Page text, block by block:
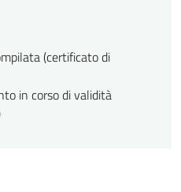
(certificato di
in corso di validità